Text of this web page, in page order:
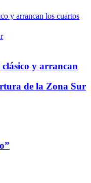
y arrancan
de la Zona Sur